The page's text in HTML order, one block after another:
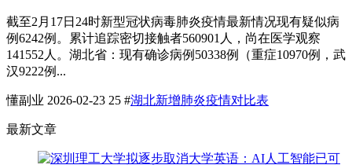
截至2月17日24时新型冠状病毒肺炎疫情最新情况现有疑似病
例6242例。累计追踪密切接触者560901人，尚在医学观察
141552人。湖北省：现有确诊病例50338例（重症10970例，武
汉9222例...
懂副业 2026-02-23 25 #湖北新增肺炎疫情对比表
最新文章